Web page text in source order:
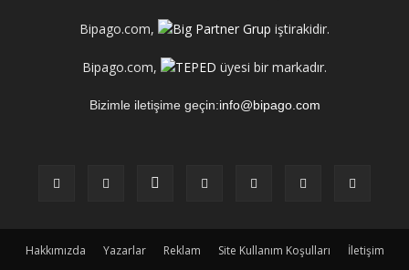
Bipago.com, iştirakidir.
Bipago.com, üyesi bir markadır.
Bizimle iletişime geçin:info@bipago.com
Hakkımızda Yazarlar Reklam Site Kullanım Koşulları İletişim